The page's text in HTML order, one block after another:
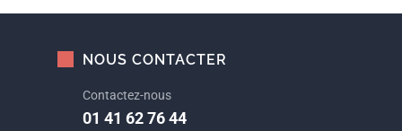
NOUS CONTACTER
Contactez-nous
01 41 62 76 44